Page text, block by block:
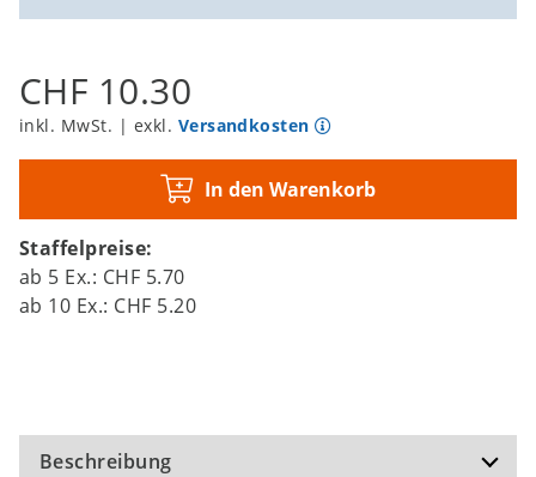
CHF 10.30
inkl. MwSt. | exkl. Versandkosten
In den Warenkorb
Staffelpreise:
ab 5 Ex.: CHF 5.70
ab 10 Ex.: CHF 5.20
Beschreibung